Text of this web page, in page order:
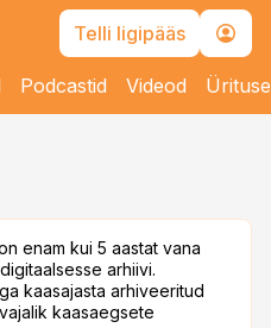
Telli ligipääs
Podcastid Videod
enam kui 5 aastat vana
arhiivi.
kaasajasta arhiveeritud
kaasaegsete